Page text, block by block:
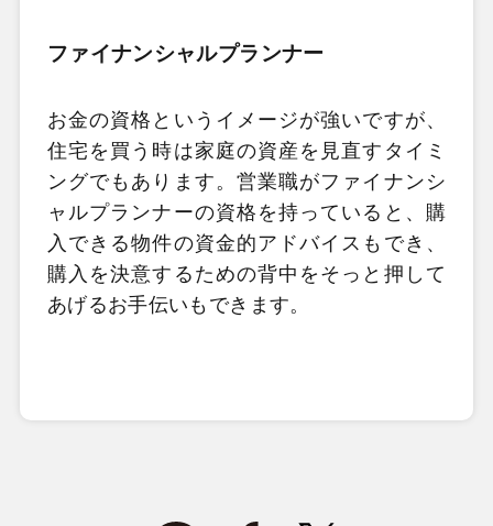
ファイナンシャルプランナー
お金の資格というイメージが強いですが、
住宅を買う時は家庭の資産を見直すタイミ
ングでもあります。営業職がファイナンシ
ャルプランナーの資格を持っていると、購
入できる物件の資金的アドバイスもでき、
購入を決意するための背中をそっと押して
あげるお手伝いもできます。